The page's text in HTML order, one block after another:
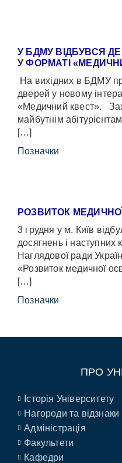
У БДМУ ВІДБУВСЯ
У ФОРМАТІ
На вихідних в БДМУ
дверей у новому
«Медичний квест».
майбутнім
[…]
Позначки
РОЗВИТОК
3 грудня у м. Київ
досягнень і наступних
Наглядової ради
«Розвиток медичної
[…]
Позначки
ПРО
Історія Університету
Нагороди та відзнаки
Адміністрація
Факультети
Кафедри